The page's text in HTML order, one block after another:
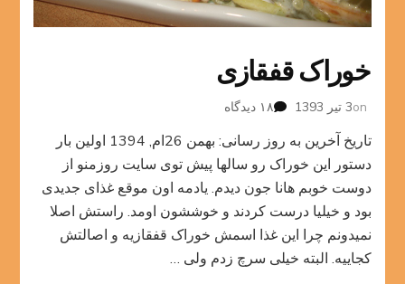
خوراک قفقازی
on3 تیر 1393 ۱۸ دیدگاه
قفقازی
تاریخ آخرین به روز رسانی: بهمن 26ام, 1394 اولین بار
دستور این خوراک رو سالها پیش توی سایت روزمنو از
دوست خوبم هانا جون دیدم. یادمه اون موقع غذای جدیدی
بود و خیلیا درست کردند و خوششون اومد. راستش اصلا
نمیدونم چرا این غذا اسمش خوراک قفقازیه و اصالتش
کجاییه. البته خیلی سرچ زدم ولی …